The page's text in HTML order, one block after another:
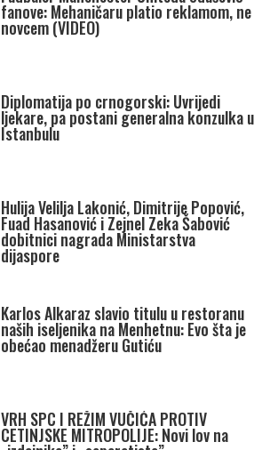
fanove: Mehaničaru platio reklamom, ne
novcem (VIDEO)
Diplomatija po crnogorski: Uvrijedi
ljekare, pa postani generalna konzulka u
Istanbulu
Hulija Velilja Lakonić, Dimitrije Popović,
Fuad Hasanović i Zejnel Zeka Šabović
dobitnici nagrada Ministarstva
dijaspore
Karlos Alkaraz slavio titulu u restoranu
naših iseljenika na Menhetnu: Evo šta je
obećao menadžeru Gutiću
VRH SPC I REŽIM VUČIĆA PROTIV
CETINJSKE MITROPOLIJE: Novi lov na